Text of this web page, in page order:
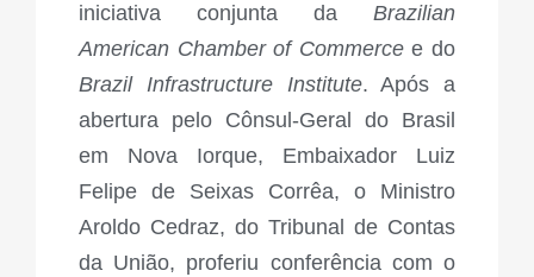
iniciativa conjunta da Brazilian
American Chamber of Commercee do
Brazil Infrastructure Institute. Após a
abertura pelo Cônsul-Geral do Brasil
em Nova Iorque, Embaixador Luiz
Felipe de Seixas Corrêa, o Ministro
Aroldo Cedraz, do Tribunal de Contas
da União, proferiu conferência com o